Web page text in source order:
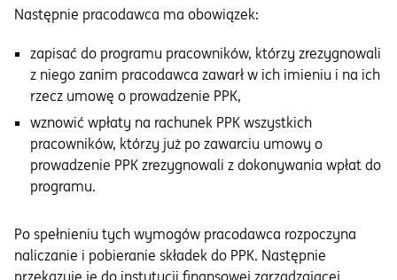
Następnie pracodawca ma obowiązek:
zapisać do programu pracowników, którzy zrezygnowali
z niego zanim pracodawca zawarł w ich imieniu i na ich
rzecz umowę o prowadzenie PPK,
wznowić wpłaty na rachunek PPK wszystkich
pracowników, którzy już po zawarciu umowy o
prowadzenie PPK zrezygnowali z dokonywania wpłat do
programu.
Po spełnieniu tych wymogów pracodawca rozpoczyna
naliczanie i pobieranie składek do PPK. Następnie
przekazuje je do instytucji finansowej zarządzającej